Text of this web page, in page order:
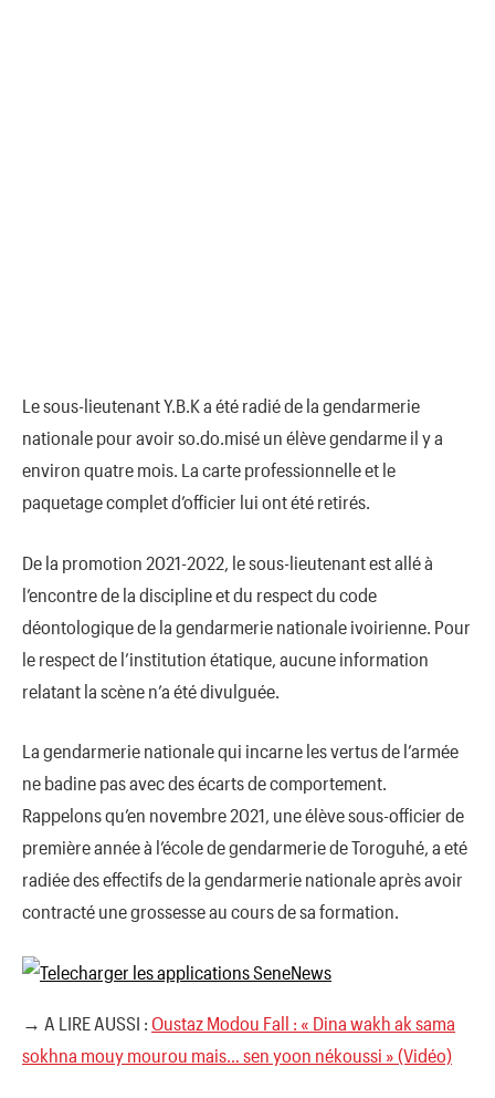
Le sous-lieutenant Y.B.K a été radié de la gendarmerie
nationale pour avoir so.do.misé un élève gendarme il y a
environ quatre mois. La carte professionnelle et le
paquetage complet d’officier lui ont été retirés.
De la promotion 2021-2022, le sous-lieutenant est allé à
l’encontre de la discipline et du respect du code
déontologique de la gendarmerie nationale ivoirienne. Pour
le respect de l’institution étatique, aucune information
relatant la scène n’a été divulguée.
La gendarmerie nationale qui incarne les vertus de l’armée
ne badine pas avec des écarts de comportement.
Rappelons qu’en novembre 2021, une élève sous-officier de
première année à l’école de gendarmerie de Toroguhé, a eté
radiée des effectifs de la gendarmerie nationale après avoir
contracté une grossesse au cours de sa formation.
→ A LIRE AUSSI : Oustaz Modou Fall : « Dina wakh ak sama
sokhna mouy mourou mais… sen yoon nékoussi » (Vidéo)